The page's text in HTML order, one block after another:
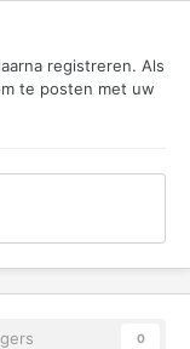
registreren. Als
te posten met uw
0